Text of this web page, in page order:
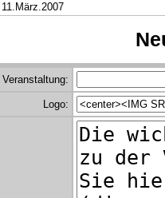
11.März.2007
Veranstaltung:
Logo: